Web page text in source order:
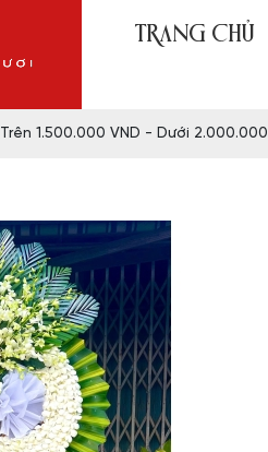
TRANG CHỦ
Trên 1.500.000 VND - Dưới 2.000.000